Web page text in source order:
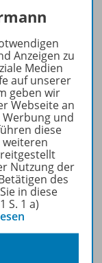
Fächer
und
Anzeigen zu
Medien
auf unserer
geben wir
Webseite an
und
diese
Nutzung der
des
in diese
S. 1 a)